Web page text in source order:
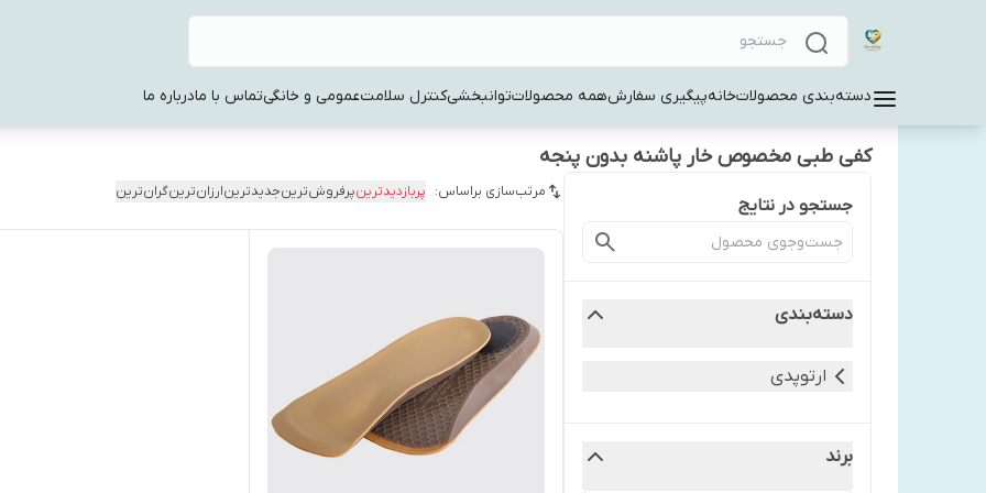
دسته‌بندی محصولاتخانهپیگیری سفارشهمه محصولاتتوانبخشیکنترل سلامتعمومی و خانگیتماس با مادرباره ما
کفی طبی مخصوص خار پاشنه بدون پنجه
جستجو در نتایج
دسته‌بندی
ارتوپدی
برند
مرتب‌سازی براساس: پربازدیدترینپرفروش‌ترینجدیدترینارزان‌ترینگران‌ترین